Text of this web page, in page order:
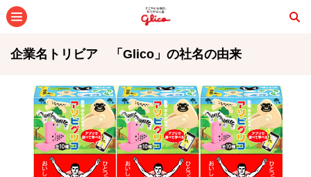
企業名トリビア 「Glico」の社名の由来